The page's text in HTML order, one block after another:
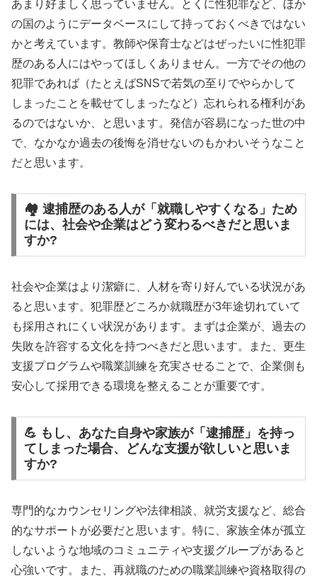
あまり好ましく思っていません。とくに性犯罪など、ほか
の国のようにデータベースにして持っておくべきではない
かと考えています。教師や保育士などはぜったいに性犯罪
歴のある人にはやってほしくありません。一方でその他の
犯罪であれば（たとえばSNSで若気の至りでやらかして
しまったことを載せてしまったなど）忘れられる権利があ
るのではないか、と思います。発信が容易になった世の中
で、なかなか過去の後悔を消せないのもかわいそうなこと
だと思います。
🏘️ 逮捕歴のある人が「就職しやすくなる」ため
には、社会や企業はどう変わるべきだと思いま
すか?
社会や企業はより潔癖に、人材を寄り好んでいる状況があ
ると思います。犯罪歴どころか就職歴が3年途切れていて
も採用されにくい状況があります。まずは企業が、過去の
失敗を許容する文化を持つべきだと思います。また、更生
支援プログラムや職業訓練を充実させることで、企業側も
安心して採用できる環境を整えることが重要です。
💪 もし、あなた自身や家族が「逮捕歴」を持っ
てしまった場合、どんな支援が欲しいと思いま
すか?
専門的なカウンセリングや法律相談、就労支援など、総合
的なサポートが必要だと思います。特に、家族全体が孤立
しないような地域のコミュニティや支援グループがあると
心強いです。また、再就職のための職業訓練や資格取得の